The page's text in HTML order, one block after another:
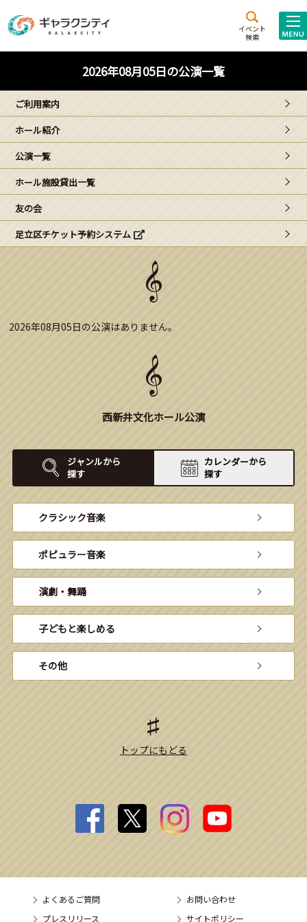
イベント
検索
施設案内
西新井
文化ホール
ギャラクシティとは
こどもみーてぃんぐ
Gがくえん
ブランドからのお知らせ
2026年08月05日の公演一覧
ご利用案内
ホール紹介
公演一覧
ホール施設貸出一覧
友の会
足立区チケット予約システム
2026年08月05日の公演はありません。
西新井文化ホール公演
ジャンルから
探す
カレンダーから
探す
クラシック音楽
ポピュラー音楽
演劇・舞踊
子どもと楽しめる
その他
トップにもどる
よくあるご質問
お問い合わせ
プレスリリース
サイトポリシー